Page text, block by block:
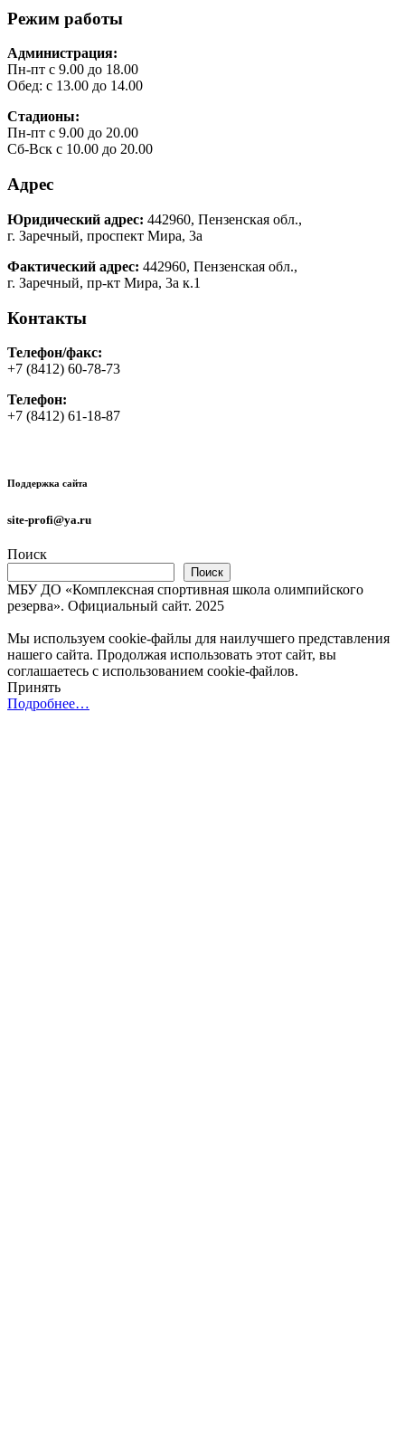
Режим работы
Администрация:
Пн-пт с 9.00 до 18.00
Обед: с 13.00 до 14.00
Стадионы:
Пн-пт с 9.00 до 20.00
Сб-Вск с 10.00 до 20.00
Адрес
Юридический адрес: 442960, Пензенская обл.,
г. Заречный, проспект Мира, 3а
Фактический адрес: 442960, Пензенская обл.,
г. Заречный, пр-кт Мира, 3а к.1
Контакты
Телефон/факс:
+7 (8412) 60-78-73
Телефон:
+7 (8412) 61-18-87
Поддержка сайта
site-profi@ya.ru
Поиск
Поиск
МБУ ДО «Комплексная спортивная школа олимпийского
резерва». Официальный сайт. 2025
Мы используем cookie-файлы для наилучшего представления
нашего сайта. Продолжая использовать этот сайт, вы
соглашаетесь с использованием cookie-файлов.
Принять
Подробнее…